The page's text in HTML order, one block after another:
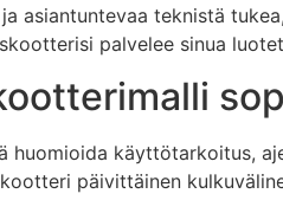
asiantuntevaa teknistä
palvelee sinua
huomioida käyttötarkoitus,
päivittäinen